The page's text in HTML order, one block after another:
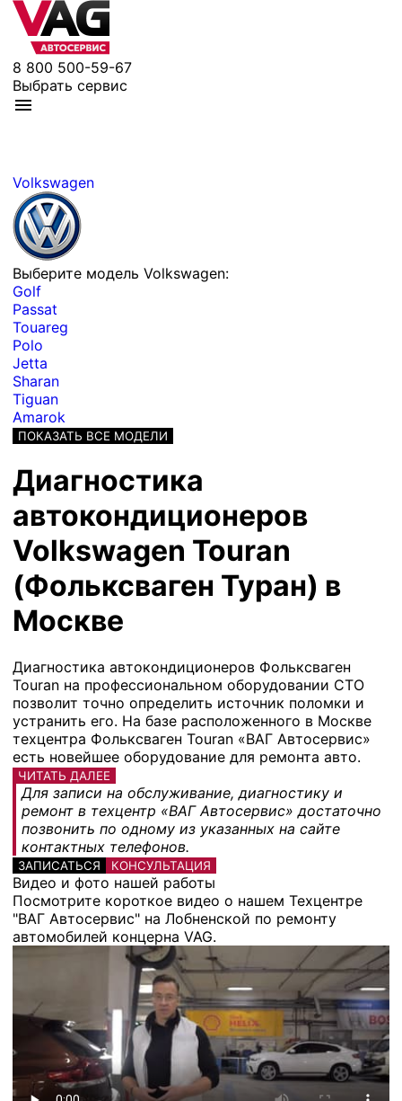
8 800 500-59-67
Выбрать сервис
Volkswagen
Выберите модель Volkswagen:
Golf
Passat
Touareg
Polo
Jetta
Sharan
Tiguan
Amarok
ПОКАЗАТЬ ВСЕ МОДЕЛИ
Диагностика
автокондиционеров
Volkswagen Touran
(Фольксваген Туран) в
Москве
Диагностика автокондиционеров Фольксваген
Touran на профессиональном оборудовании СТО
позволит точно определить источник поломки и
устранить его. На базе расположенного в Москве
техцентра Фольксваген Touran «ВАГ Автосервис»
есть новейшее оборудование для ремонта авто.
ЧИТАТЬ ДАЛЕЕ
Для записи на обслуживание, диагностику и
ремонт в техцентр «ВАГ Автосервис» достаточно
позвонить по одному из указанных на сайте
контактных телефонов.
ЗАПИСАТЬСЯ КОНСУЛЬТАЦИЯ
Видео и фото нашей работы
Посмотрите короткое видео о нашем Техцентре
"ВАГ Автосервис" на Лобненской по ремонту
автомобилей концерна VAG.